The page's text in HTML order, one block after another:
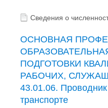
Сведения о
ОСНОВНАЯ
ПОДГОТОВКИ
РАБОЧИХ,
43.01.06.
транспорте